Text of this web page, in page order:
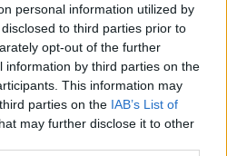
personal information utilized by
to third parties prior to
opt-out of the further
information by third parties on the
This information may
parties on the IAB’s List of
may further disclose it to other
«σχέση
την πρωτοβουλία είχε
κορίτσι γεμάτο ζωή